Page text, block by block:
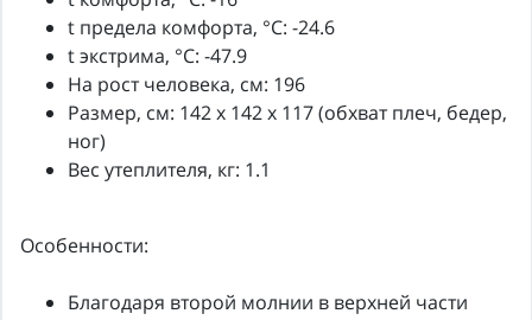
t предела комфорта, °C: -24.6
t экстрима, °C: -47.9
На рост человека, см: 196
Размер, см: 142 x 142 x 117 (обхват плеч, бедер,
ног)
Вес утеплителя, кг: 1.1
Особенности:
Благодаря второй молнии в верхней части